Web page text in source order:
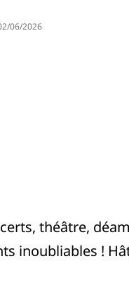
06/2026
théâtre,
inoubliables !